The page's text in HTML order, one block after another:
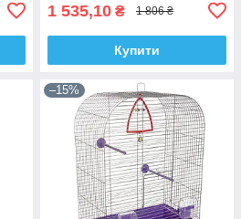
1 535,10 ₴ 1 806 ₴
Купити
–15%